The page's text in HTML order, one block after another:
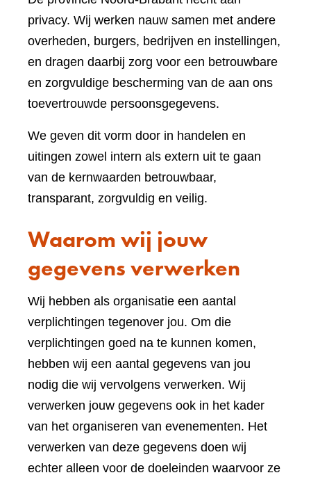
privacy. Wij werken nauw samen met andere
overheden, burgers, bedrijven en instellingen,
en dragen daarbij zorg voor een betrouwbare
en zorgvuldige bescherming van de aan ons
toevertrouwde persoonsgegevens.
We geven dit vorm door in handelen en
uitingen zowel intern als extern uit te gaan
van de kernwaarden betrouwbaar,
transparant, zorgvuldig en veilig.
Waarom wij jouw
gegevens verwerken
Wij hebben als organisatie een aantal
verplichtingen tegenover jou. Om die
verplichtingen goed na te kunnen komen,
hebben wij een aantal gegevens van jou
nodig die wij vervolgens verwerken. Wij
verwerken jouw gegevens ook in het kader
van het organiseren van evenementen. Het
verwerken van deze gegevens doen wij
echter alleen voor de doeleinden waarvoor ze